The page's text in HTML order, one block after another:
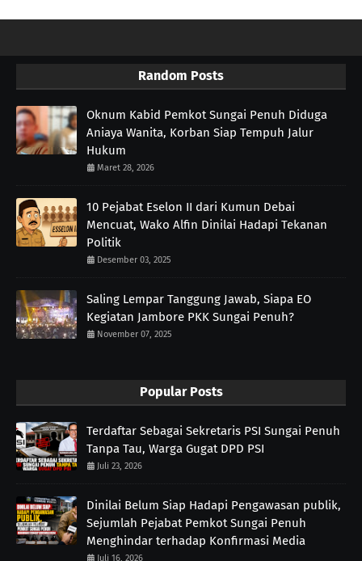
Random Posts
Oknum Kabid Pemkot Sungai Penuh Diduga
Aniaya Wanita, Korban Siap Tempuh Jalur
Hukum
Maret 28, 2026
10 Pejabat Eselon II dari Kumun Debai
Mencuat, Wako Alfin Dinilai Hadapi Tekanan
Politik
Desember 03, 2025
Saling Lempar Tanggung Jawab, Siapa EO
Kegiatan Jambore PKK Sungai Penuh?
November 07, 2025
Popular Posts
Terdaftar Sebagai Sekretaris PSI Sungai Penuh
Tanpa Tau, Warga Gugat DPD PSI
Juli 23, 2026
Dinilai Belum Siap Hadapi Pengawasan publik,
Sejumlah Pejabat Pemkot Sungai Penuh
Menghindar terhadap Konfirmasi Media
Juli 16, 2026